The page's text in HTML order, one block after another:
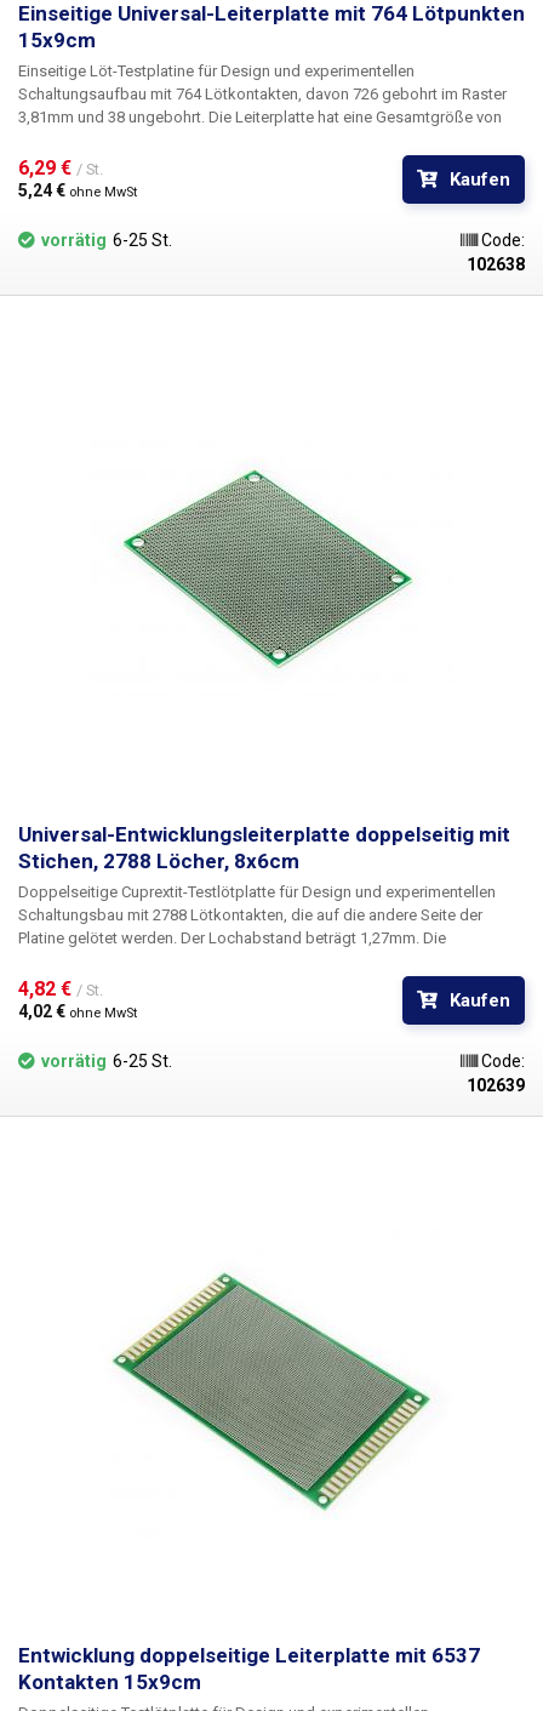
Einseitige Universal-Leiterplatte mit 764 Lötpunkten
15x9cm
Einseitige Löt-Testplatine für Design und experimentellen
Schaltungsaufbau mit 764 Lötkontakten, davon 726 gebohrt im Raster
3,81mm und 38 ungebohrt. Die Leiterplatte hat eine Gesamtgröße von
einfache, kostengünstige und vor allem schnelle Möglichkeit der
Leiterplattenerstellung ohne aufwendiges Design, Ätzen und Bohren.
Einfach die vorgebohrte Leiterplatte mit Bauteilen bestücken, diese
verlöten und durch Verbinden der einzelnen Punkte oder Drahtbrücken
einen Zinnpfad zwischen den Bauteilen herstellen. Im Vergleich zu
Zuverlässigkeit.
6,29 € / St.
5,24 € ohne MwSt
Kaufen
vorrätig 6-25 St.
Code:
102638
Universal-Entwicklungsleiterplatte doppelseitig mit
Stichen, 2788 Löcher, 8x6cm
Doppelseitige Cuprextit-Testlötplatte für Design und experimentellen
Schaltungsbau mit 2788 Lötkontakten, die auf die andere Seite der
Platine gelötet werden. Der Lochabstand beträgt 1,27mm. Die
Cuprextit-Leiterplatte bietet eine einfache, kostengünstige und vor allem
schnelle Möglichkeit der Leiterplattenerstellung ohne aufwendiges
Design, Ätzen und Bohren. Einfach die vorgebohrte Leiterplatte mit
Bauteilen bestücken, diese verlöten und durch Verbinden der einzelnen
Punkte oder Drahtbrücken einen Zinnpfad zwischen den Bauteilen
höhere Stabilität und Zuverlässigkeit.
4,82 € / St.
4,02 € ohne MwSt
Kaufen
vorrätig 6-25 St.
Code:
102639
Entwicklung doppelseitige Leiterplatte mit 6537
Kontakten 15x9cm